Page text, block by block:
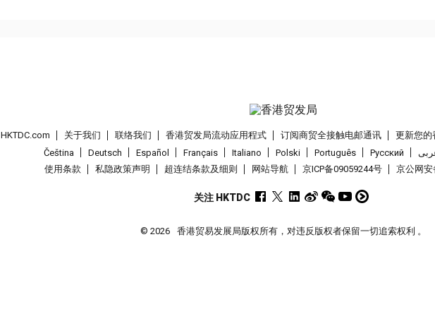
HKTDC.com 关于我们 联络我们 香港贸发局流动应用程式 订阅商贸全接触电邮通讯 更新您的
Čeština
Deutsch Español Français Italiano Polski Português Pусский
使用条款
私隐政策声明 超连结条款及细则 网站导航 京ICP备09059244号 京公网安
关注 HKTDC
© 2026 香港贸易发展局版权所有，对违反版权者保留一切追索权利 。